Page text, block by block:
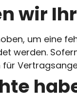
wir
um eine
werden.